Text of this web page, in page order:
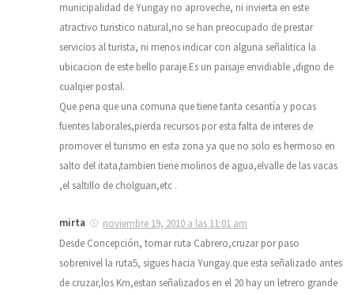
municipalidad de Yungay no aproveche, ni invierta en este
atractivo turistico natural,no se han preocupado de prestar
servicios al turista, ni menos indicar con alguna señalitica la
ubicacion de este bello paraje.Es un paisaje envidiable ,digno de
cualqier postal.
Que pena que una comuna que tiene tanta cesantía y pocas
fuentes laborales,pierda recursos por esta falta de interes de
promover el turismo en esta zona ya que no solo es hermoso en
salto del itata,tambien tiene molinos de agua,elvalle de las vacas
,el saltillo de cholguan,etc .
mirta
noviembre 19, 2010 a las 11:01 am
Desde Concepción, tomar ruta Cabrero,cruzar por paso
sobrenivel la ruta5, sigues hacia Yungay.que esta señalizado antes
de cruzar,los Km,estan señalizados en el 20 hay un letrero grande